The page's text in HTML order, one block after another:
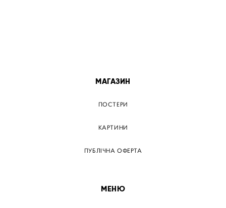
МАГАЗИН
ПОСТЕРИ
КАРТИНИ
ПУБЛІЧНА ОФЕРТА
МЕНЮ